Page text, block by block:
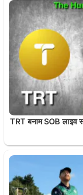
TRT बनाम SOB लाइव